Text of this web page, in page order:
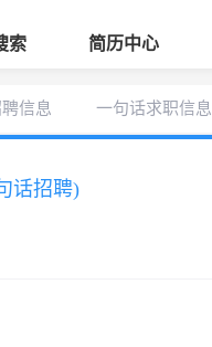
索 简历中心
信息 一句话求职信息
话招聘)